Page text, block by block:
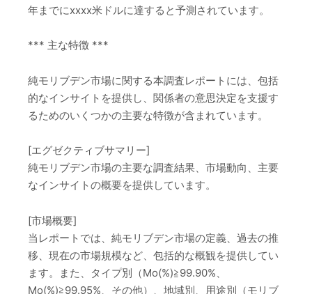
年までにxxxx米ドルに達すると予測されています。
*** 主な特徴 ***
純モリブデン市場に関する本調査レポートには、包括
的なインサイトを提供し、関係者の意思決定を支援す
るためのいくつかの主要な特徴が含まれています。
[エグゼクティブサマリー]
純モリブデン市場の主要な調査結果、市場動向、主要
なインサイトの概要を提供しています。
[市場概要]
当レポートでは、純モリブデン市場の定義、過去の推
移、現在の市場規模など、包括的な概観を提供してい
ます。また、タイプ別（Mo(%)≧99.90%、
Mo(%)≧99.95%、その他）、地域別、用途別（モリブ